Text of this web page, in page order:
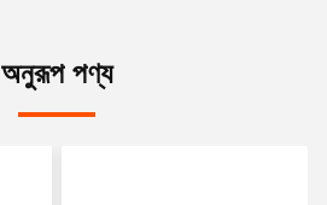
অনুরূপ পণ্য